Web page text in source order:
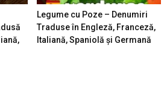
Legume cu Poze – Denumiri
Traduse în Engleză, Franceză,
Italiană, Spaniolă şi Germană